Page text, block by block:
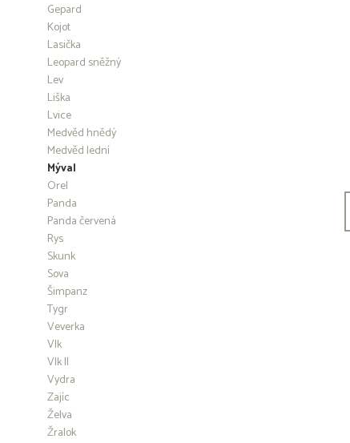
Gepard
Kojot
Lasička
Leopard sněžný
Lev
Liška
Lvice
Medvěd hnědý
Medvěd lední
Mýval
Orel
Panda
Panda červená
Rys
Skunk
Sova
Šimpanz
Tygr
Veverka
Vlk
Vlk II
Vydra
Zajíc
Želva
Žralok